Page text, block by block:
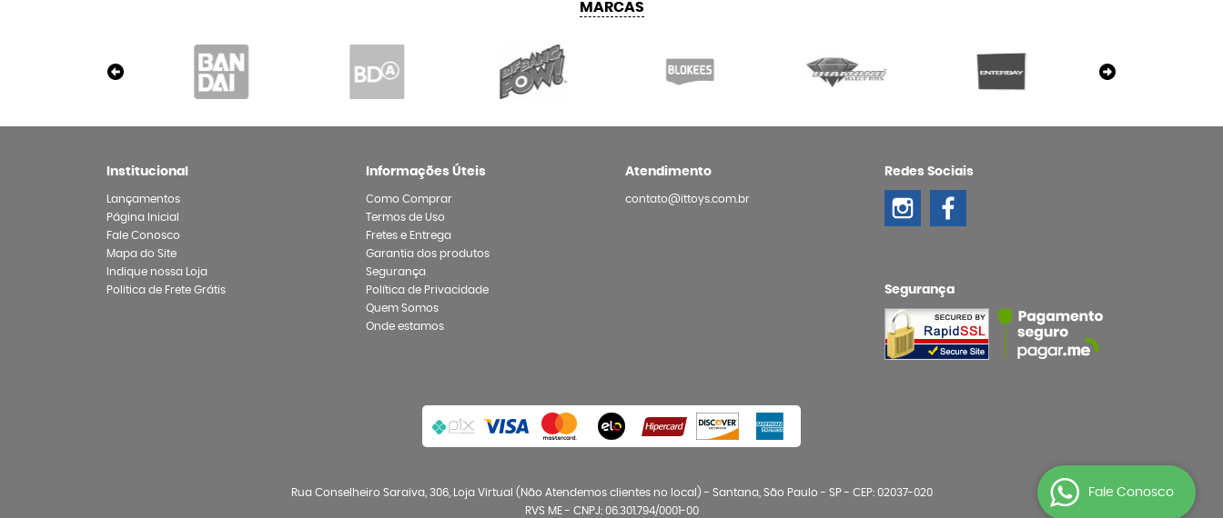
MARCAS
Institucional
Lançamentos
Página Inicial
Fale Conosco
Mapa do Site
Indique nossa Loja
Politica de Frete Grátis
Informações Úteis
Como Comprar
Termos de Uso
Fretes e Entrega
Garantia dos produtos
Segurança
Política de Privacidade
Quem Somos
Onde estamos
Atendimento
contato@ittoys.com.br
Redes Sociais
Segurança
Rua Conselheiro Saraiva, 306, Loja Virtual (Não Atendemos clientes no local) - Santana, São Paulo - SP- CEP: 02037-020
RVS ME - CNPJ: 06.301.794/0001-00
Fale Conosco